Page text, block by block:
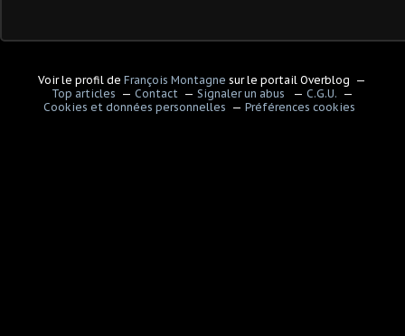
Voir le profil deFrançois Montagne sur le portail Overblog
Top articles
Contact Signaler un abus
C.G.U.
Cookies et données personnelles
Préférences cookies